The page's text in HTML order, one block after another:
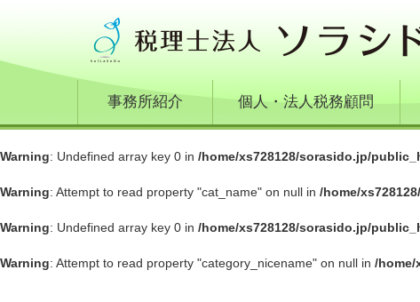
事務所紹介 個人・法人税務顧問
Warning: Undefined array key 0 in /home/xs728128/sorasido.jp/
Warning: Attempt to read property "cat_name" on null in /home/
Warning: Undefined array key 0 in /home/xs728128/sorasido.jp/
Warning: Attempt to read property "category_nicename" on null in /home/